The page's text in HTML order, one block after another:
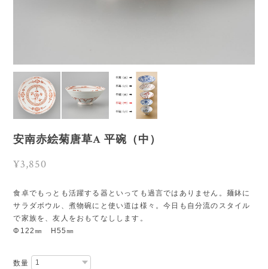
安南赤絵菊唐草A 平碗（中）
¥3,850
食卓でもっとも活躍する器といっても過言ではありません。麺鉢に
サラダボウル、煮物碗にと使い道は様々。今日も自分流のスタイル
で家族を、友人をおもてなしします。
Φ122㎜ H55㎜
数量